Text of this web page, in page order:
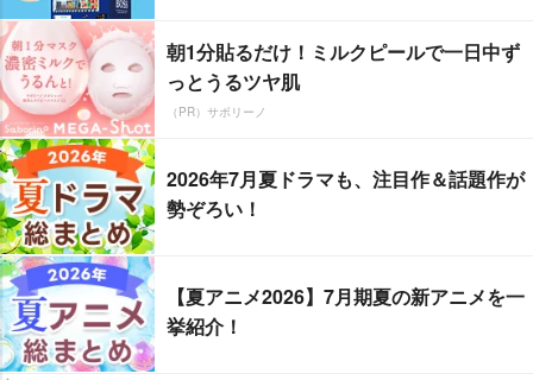
朝1分貼るだけ！ミルクピールで一日中ず
っとうるツヤ肌
（PR）サボリーノ
2026年7月夏ドラマも、注目作＆話題作が
勢ぞろい！
【夏アニメ2026】7月期夏の新アニメを一
挙紹介！